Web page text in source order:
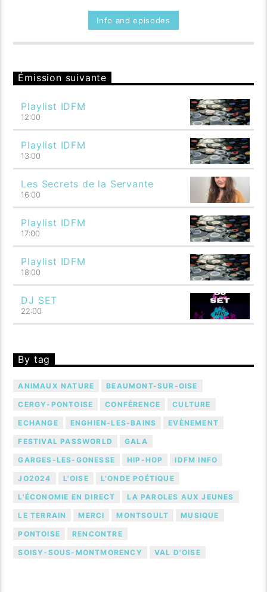
Info and episodes
Émission suivante
Playlist IDFM
12:00
Playlist IDFM
13:00
Les Secrets de la Servante
16:00
Playlist IDFM
17:00
Playlist IDFM
18:00
DJ SET
22:00
By tag
ANIMAUX NATURE BEAUMONT-SUR-OISE
CERGY-PONTOISE CONFÉRENCE CULTURE
ECHANGE ENGHIEN-LES-BAINS EVÈNEMENT
FESTIVAL PASSWORLD GALA
GARGES-LES-GONESSE HIP-HOP IDFM INFO
JO2024 L'OISE L'ONDE POÉTIQUE
L'ÉCONOMIE EN DIRECT LA PAROLES AUX JEUNES
LE TERRAIN MERCI MONTSOULT MUSIQUE
PONTOISE RENCONTRE
SOISY-SOUS-MONTMORENCY VAL D'OISE